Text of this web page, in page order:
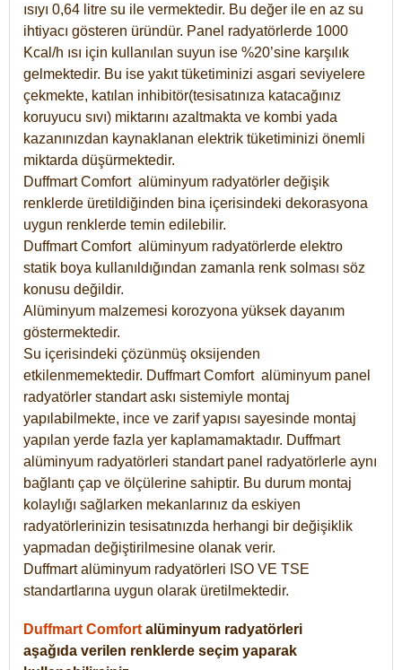
ısıyı 0,64 litre su ile vermektedir. Bu değer ile en az su
ihtiyacı gösteren üründür. Panel radyatörlerde 1000
Kcal/h ısı için kullanılan suyun ise %20’sine karşılık
gelmektedir. Bu ise yakıt tüketiminizi asgari seviyelere
çekmekte, katılan inhibitör(tesisatınıza katacağınız
koruyucu sıvı) miktarını azaltmakta ve kombi yada
kazanınızdan kaynaklanan elektrik tüketiminizi önemli
miktarda düşürmektedir.
Duffmart Comfort alüminyum radyatörler değişik
renklerde üretildiğinden bina içerisindeki dekorasyona
uygun renklerde temin edilebilir.
DuffmartComfort alüminyum radyatörlerde elektro
statik boya kullanıldığından zamanla renk solması söz
konusu değildir.
Alüminyum malzemesi korozyona yüksek dayanım
göstermektedir.
Su içerisindeki çözünmüş oksijenden
etkilenmemektedir. DuffmartComfort alüminyum panel
radyatörler standart askı sistemiyle montaj
yapılabilmekte, ince ve zarif yapısı sayesinde montaj
yapılan yerde fazla yer kaplamamaktadır. Duffmart
alüminyum radyatörleri standart panel radyatörlerle aynı
bağlantı çap ve ölçülerine sahiptir. Bu durum montaj
kolaylığı sağlarken mekanlarınız da eskiyen
radyatörlerinizin tesisatınızda herhangi bir değişiklik
yapmadan değiştirilmesine olanak verir.
Duffmart alüminyum radyatörleri ISO VE TSE
standartlarına uygun olarak üretilmektedir.
Duffmart Comfort alüminyum radyatörleri
aşağıda verilen renklerde seçim yaparak